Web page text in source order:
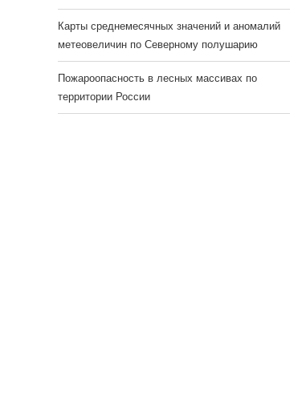
Карты среднемесячных значений и аномалий
метеовеличин по Северному полушарию
Пожароопасность в лесных массивах по
территории России